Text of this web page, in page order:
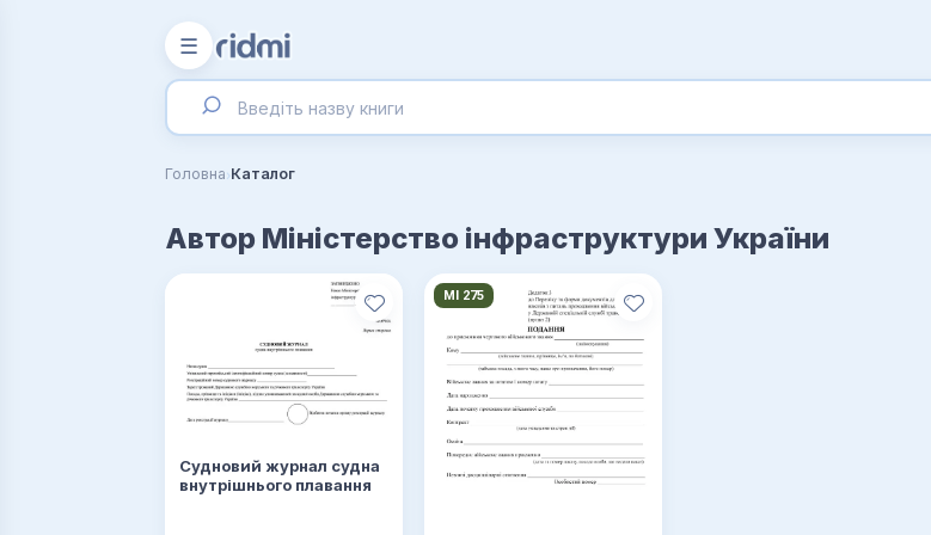
☰
Головна›Каталог
Автор Міністерство інфраструктури України
Судновий журнал судна
внутрішнього плавання
МІ 275